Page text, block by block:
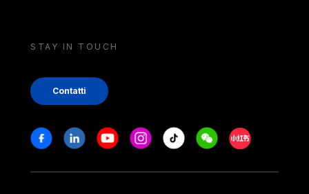
STAY IN TOUCH
Contatti
Stay in touch
FacebookLinkedinYoutubeInstagram
Tiktok WeechatXiaohongshu/